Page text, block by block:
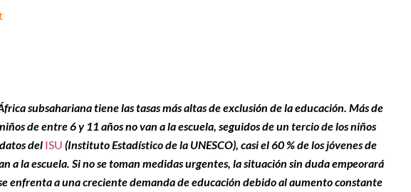
subsahariana tiene las tasas más altas de exclusión de la educación. Más de
de entre 6 y 11 años no van a la escuela, seguidos de un tercio de los niños
del ISU (Instituto Estadístico de la UNESCO), casi el 60 % de los jóvenes de
a la escuela. Si no se toman medidas urgentes, la situación sin duda empeorará
enfrenta a una creciente demanda de educación debido al aumento constante